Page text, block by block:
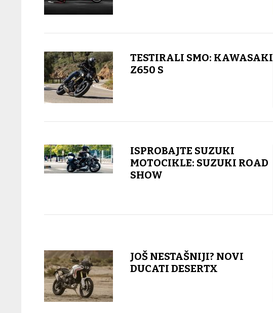
TESTIRALI SMO: KAWASAKI
Z650 S
ISPROBAJTE SUZUKI
MOTOCIKLE: SUZUKI ROAD
SHOW
JOŠ NESTAŠNIJI? NOVI
DUCATI DESERTX